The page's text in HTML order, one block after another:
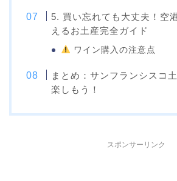
5. 買い忘れても大丈夫！空
えるお土産完全ガイド
ワイン購入の注意点
まとめ：サンフランシスコ
楽しもう！
スポンサーリンク